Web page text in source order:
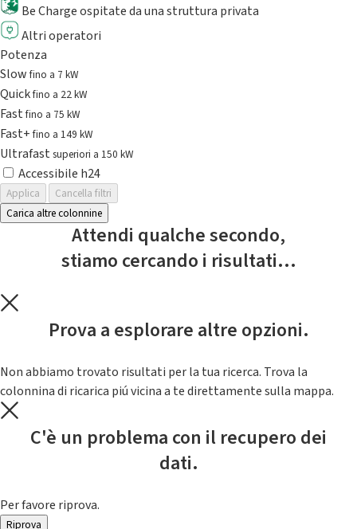
Be Charge ospitate da una struttura privata
Altri operatori
Potenza
Slowfino a 7 kW
Quickfino a 22 kW
Fastfino a 75 kW
Fast+fino a 149 kW
Ultrafast superiori a 150 kW
Accessibile h24
Applica
Cancella filtri
Carica altre colonnine
Attendi qualche secondo,
stiamo cercando i risultati...
Prova a esplorare altre opzioni.
Non abbiamo trovato risultati per la tua ricerca. Trova la
colonnina di ricarica piú vicina a te direttamente sulla mappa.
C'è un problema con il recupero dei
dati.
Per favore riprova.
Riprova